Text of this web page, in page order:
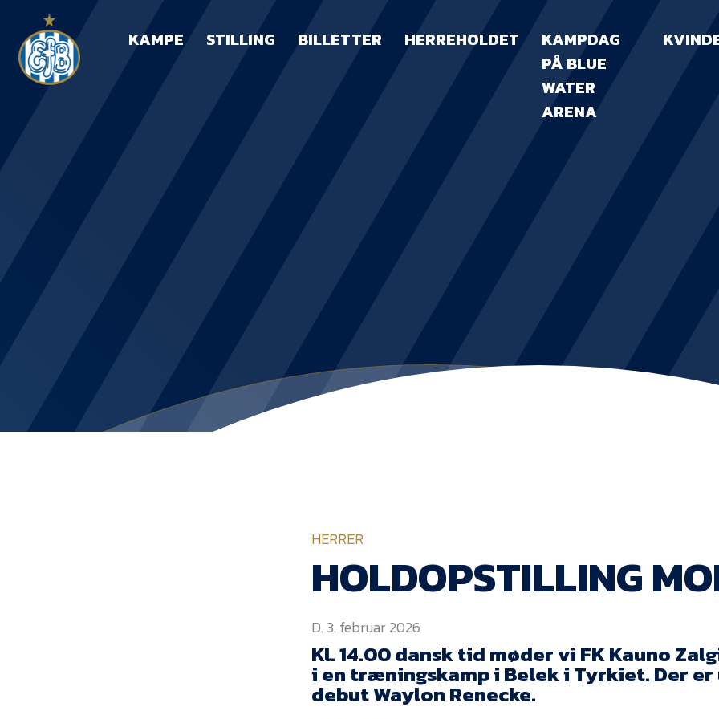
KAMPE STILLING BILLETTER HERREHOLDET
KAMPDAG
PÅ BLUE
WATER
ARENA
HERRER
HOLDOPSTILLING
D. 3. februar 2026
Kl. 14.00 dansk tid møder vi FK Kauno
i en træningskamp i Belek i Tyrkiet. Der
debut Waylon Renecke.